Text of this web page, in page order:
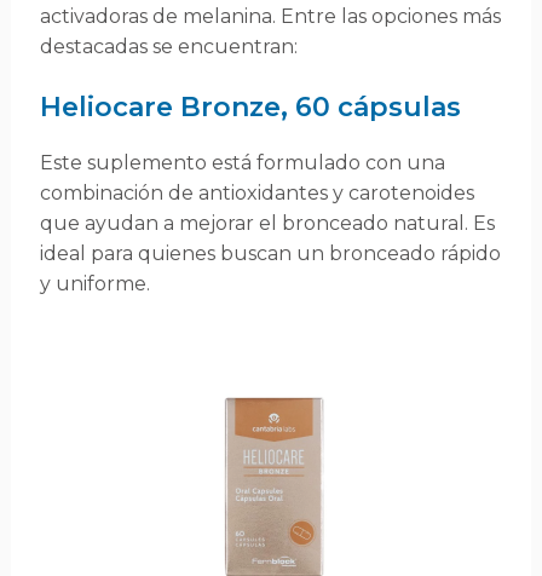
activadoras de melanina. Entre las opciones más
destacadas se encuentran:
Heliocare Bronze, 60 cápsulas
Este suplemento está formulado con una
combinación de antioxidantes y carotenoides
que ayudan a mejorar el bronceado natural. Es
ideal para quienes buscan un bronceado rápido
y uniforme.